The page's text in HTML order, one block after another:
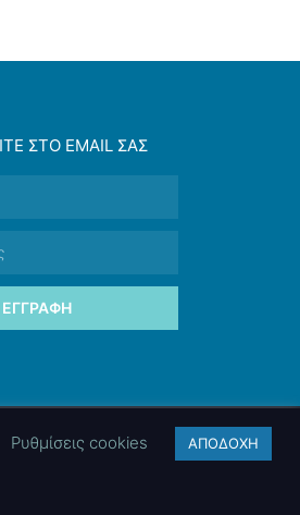
ΣΤΟ EMAIL ΣΑΣ
ΕΓΓΡΑΦΉ
Ρυθμίσεις cookies ΑΠΟΔΟΧΗ